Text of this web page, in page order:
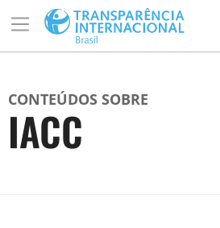
CONTEÚDOS SOBRE
IACC